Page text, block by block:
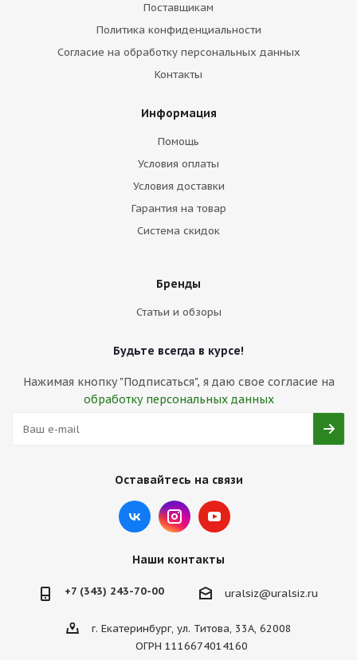
Поставщикам
Политика конфиденциальности
Согласие на обработку персональных данных
Контакты
Информация
Помощь
Условия оплаты
Условия доставки
Гарантия на товар
Система скидок
Бренды
Статьи и обзоры
Будьте всегда в курсе!
Нажимая кнопку "Подписаться", я даю свое согласие на
обработку персональных данных
Оставайтесь на связи
Наши контакты
+7 (343) 243-70-00 uralsiz@uralsiz.ru
г. Екатеринбург, ул. Титова, 33А, 62008
ОГРН 1116674014160